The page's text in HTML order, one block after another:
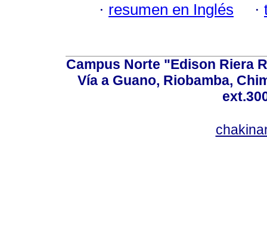
· resumen en Inglés ·
Campus Norte "Edison Riera
Vía a Guano, Riobamba,